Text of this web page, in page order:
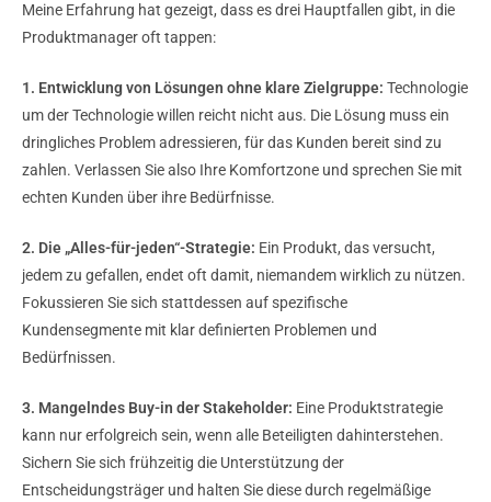
Meine Erfahrung hat gezeigt, dass es drei Hauptfallen gibt, in die
Produktmanager oft tappen:
1. Entwicklung von Lösungen ohne klare Zielgruppe: Technologie
um der Technologie willen reicht nicht aus. Die Lösung muss ein
dringliches Problem adressieren, für das Kunden bereit sind zu
zahlen. Verlassen Sie also Ihre Komfortzone und sprechen Sie mit
echten Kunden über ihre Bedürfnisse.
2. Die „Alles-für-jeden“-Strategie: Ein Produkt, das versucht,
jedem zu gefallen, endet oft damit, niemandem wirklich zu nützen.
Fokussieren Sie sich stattdessen auf spezifische
Kundensegmente mit klar definierten Problemen und
Bedürfnissen.
3. Mangelndes Buy-in der Stakeholder: Eine Produktstrategie
kann nur erfolgreich sein, wenn alle Beteiligten dahinterstehen.
Sichern Sie sich frühzeitig die Unterstützung der
Entscheidungsträger und halten Sie diese durch regelmäßige